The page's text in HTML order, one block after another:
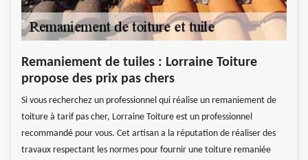
Remaniement de tuiles : Lorraine Toiture
propose des prix pas chers
Si vous recherchez un professionnel qui réalise un remaniement de
toiture à tarif pas cher, Lorraine Toiture est un professionnel
recommandé pour vous. Cet artisan a la réputation de réaliser des
travaux respectant les normes pour fournir une toiture remaniée